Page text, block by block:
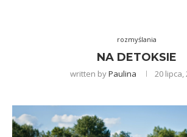
rozmyślania
NA DETOKSIE
written byPaulina 20 lipca,